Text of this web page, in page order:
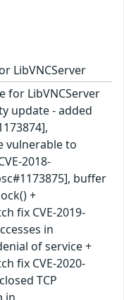
LibVNCServer
for LibVNCServer
update - added
vulnerable to
2018-
buffer
+
fix CVE-2019-
in
of service +
fix CVE-2020-
TCP